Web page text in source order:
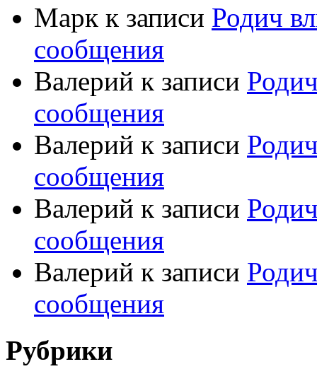
Марк к записи Родич
сообщения
Валерий к записи
сообщения
Валерий к записи
сообщения
Валерий к записи
сообщения
Валерий к записи
сообщения
Рубрики